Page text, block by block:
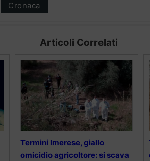
Cronaca
Articoli Correlati
Termini Imerese, giallo
omicidio agricoltore: si scava